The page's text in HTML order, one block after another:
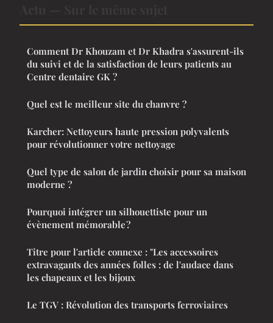
Comment Dr Khouzam et Dr Khadra s'assurent-ils
du suivi et de la satisfaction de leurs patients au
Centre dentaire GK ?
Quel est le meilleur site du chanvre ?
Karcher: Nettoyeurs haute pression polyvalents
pour révolutionner votre nettoyage
Quel type de salon de jardin choisir pour sa maison
moderne ?
Pourquoi intégrer un silhouettiste pour un
évènement mémorable ?
Titre pour l'article connexe : "Les accessoires
extravagants des années folles : de l'audace dans
les chapeaux et les bijoux
Le TGV : Révolution des transports ferroviaires